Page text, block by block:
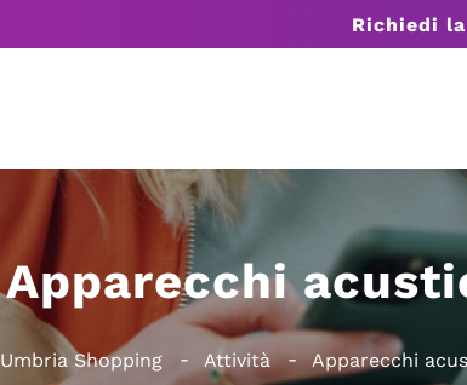
Richiedi
Apparecchi
Umbria Shopping Attività Apparecchi